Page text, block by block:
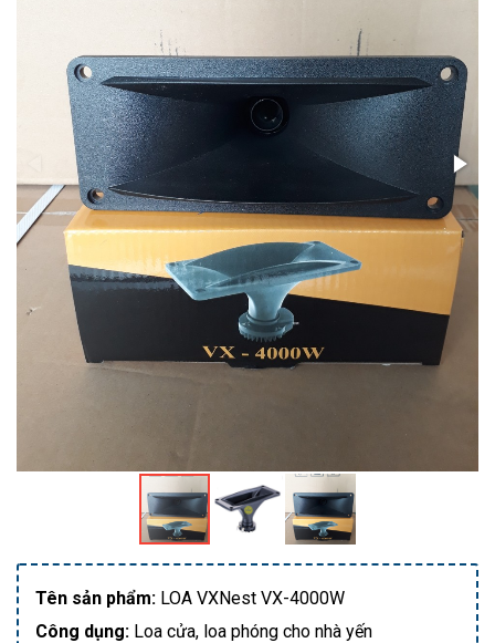
Tên sản phẩm: LOA VXNest VX-4000W
Công dụng: Loa cửa, loa phóng cho nhà yến